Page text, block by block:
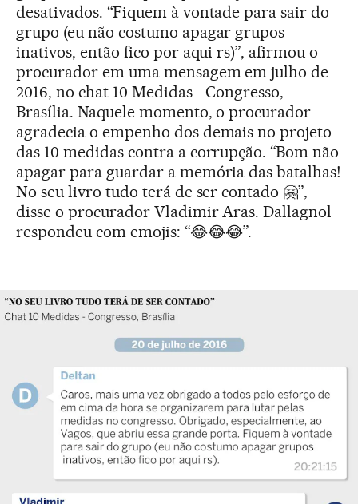
desativados. “Fiquem à vontade para sair do
grupo (eu não costumo apagar grupos
inativos, então fico por aqui rs)”, afirmou o
procurador em uma mensagem em julho de
2016, no chat 10 Medidas - Congresso,
Brasília. Naquele momento, o procurador
agradecia o empenho dos demais no projeto
das 10 medidas contra a corrupção. “Bom não
apagar para guardar a memória das batalhas!
No seu livro tudo terá de ser contado 🤗”,
disse o procurador Vladimir Aras. Dallagnol
respondeu com emojis: “😂😂😂”.